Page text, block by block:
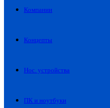
Компании
Концепты
Нос. устройства
ПК и ноутбуки